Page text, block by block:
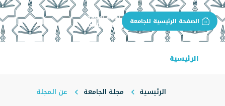
الصفحة الرئيسية للجامعة بوابة الجهة
مجلة الجامعة
الرئيسية
الرئيسية مجلة الجامعة عن المجلة